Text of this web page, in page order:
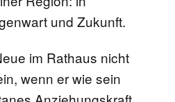
und Zukunft.
im Rathaus nicht
wenn er wie sein